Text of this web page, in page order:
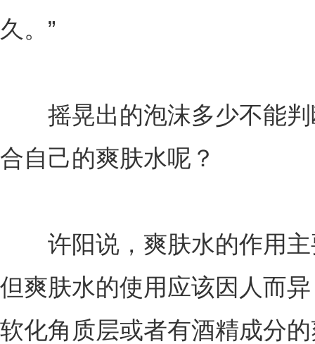
久。”
摇晃出的泡沫多少不能判
合自己的爽肤水呢？
许阳说，爽肤水的作用主
但爽肤水的使用应该因人而
软化角质层或者有酒精成分